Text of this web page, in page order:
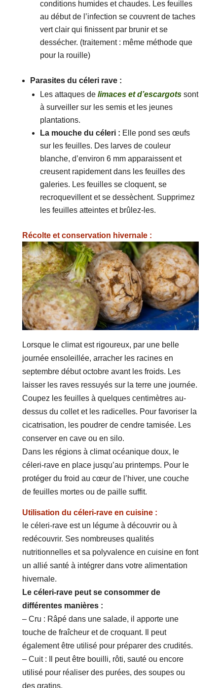
conditions humides et chaudes. Les feuilles
au début de l’infection se couvrent de taches
vert clair qui finissent par brunir et se
dessécher. (traitement : même méthode que
pour la rouille)
Parasites du céleri rave :
Les attaques delimaces et d’escargotssont
à surveiller sur les semis et les jeunes
plantations.
La mouche du céleri : Elle pond ses œufs
sur les feuilles. Des larves de couleur
blanche, d’environ 6 mm apparaissent et
creusent rapidement dans les feuilles des
galeries. Les feuilles se cloquent, se
recroquevillent et se dessèchent. Supprimez
les feuilles atteintes et brûlez-les.
Récolte et conservation hivernale :
Lorsque le climat est rigoureux, par une belle
journée ensoleillée, arracher les racines en
septembre début octobre avant les froids. Les
laisser les raves ressuyés sur la terre une journée.
Coupez les feuilles à quelques centimètres au-
dessus du collet et les radicelles. Pour favoriser la
cicatrisation, les poudrer de cendre tamisée. Les
conserver en cave ou en silo.
Dans les régions à climat océanique doux, le
céleri-rave en place jusqu’au printemps. Pour le
protéger du froid au cœur de l’hiver, une couche
de feuilles mortes ou de paille suffit.
Utilisation du céleri-rave en cuisine :
le céleri-rave est un légume à découvrir ou à
redécouvrir. Ses nombreuses qualités
nutritionnelles et sa polyvalence en cuisine en font
un allié santé à intégrer dans votre alimentation
hivernale.
Le céleri-rave peut se consommer de
différentes manières :
– Cru : Râpé dans une salade, il apporte une
touche de fraîcheur et de croquant. Il peut
également être utilisé pour préparer des crudités.
– Cuit : Il peut être bouilli, rôti, sauté ou encore
utilisé pour réaliser des purées, des soupes ou
des gratins.